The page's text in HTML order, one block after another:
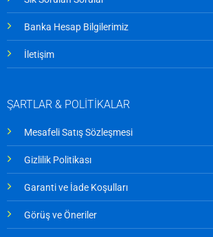
Banka Hesap Bilgilerimiz
İletişim
ŞARTLAR & POLİTİKALAR
Mesafeli Satış Sözleşmesi
Gizlilik Politikası
Garanti ve İade Koşulları
Görüş ve Öneriler